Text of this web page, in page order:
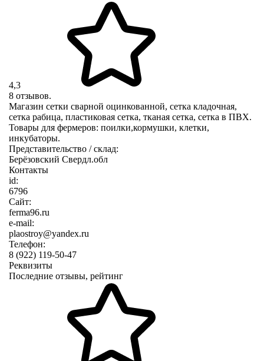
4,3
8 отзывов.
Магазин сетки сварной оцинкованной, сетка кладочная,
сетка рабица, пластиковая сетка, тканая сетка, сетка в ПВХ.
Товары для фермеров: поилки,кормушки, клетки,
инкубаторы.
Представительство / склад:
Берёзовский Свердл.обл
Контакты
id:
6796
Сайт:
ferma96.ru
e-mail:
plaostroy@yandex.ru
Телефон:
8 (922) 119-50-47
Реквизиты
Последние отзывы, рейтинг